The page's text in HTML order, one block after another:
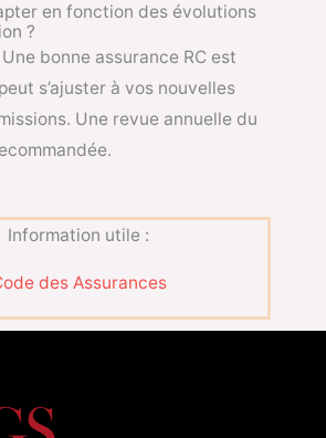
en fonction des évolutions
?
bonne assurance RC est
s’ajuster à vos nouvelles
Une revue annuelle du
Information utile :
des Assurances